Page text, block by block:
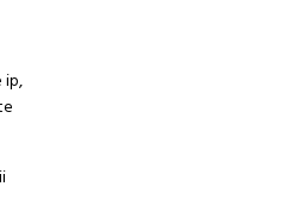
ip,